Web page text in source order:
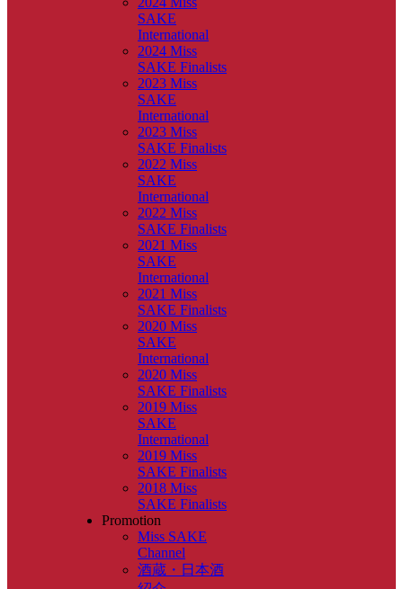
SAKE
International
2024 Miss
SAKE Finalists
2023 Miss
SAKE
International
2023 Miss
SAKE Finalists
2022 Miss
SAKE
International
2022 Miss
SAKE Finalists
2021 Miss
SAKE
International
2021 Miss
SAKE Finalists
2020 Miss
SAKE
International
2020 Miss
SAKE Finalists
2019 Miss
SAKE
International
2019 Miss
SAKE Finalists
2018 Miss
SAKE Finalists
Promotion
Miss SAKE
Channel
酒蔵・日本酒